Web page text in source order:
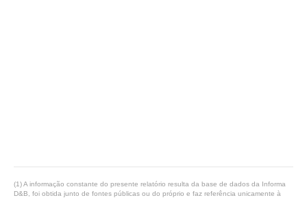
(1) A informação constante do presente relatório resulta da base de dados da Informa
D&B, foi obtida junto de fontes públicas ou do próprio e faz referência unicamente à